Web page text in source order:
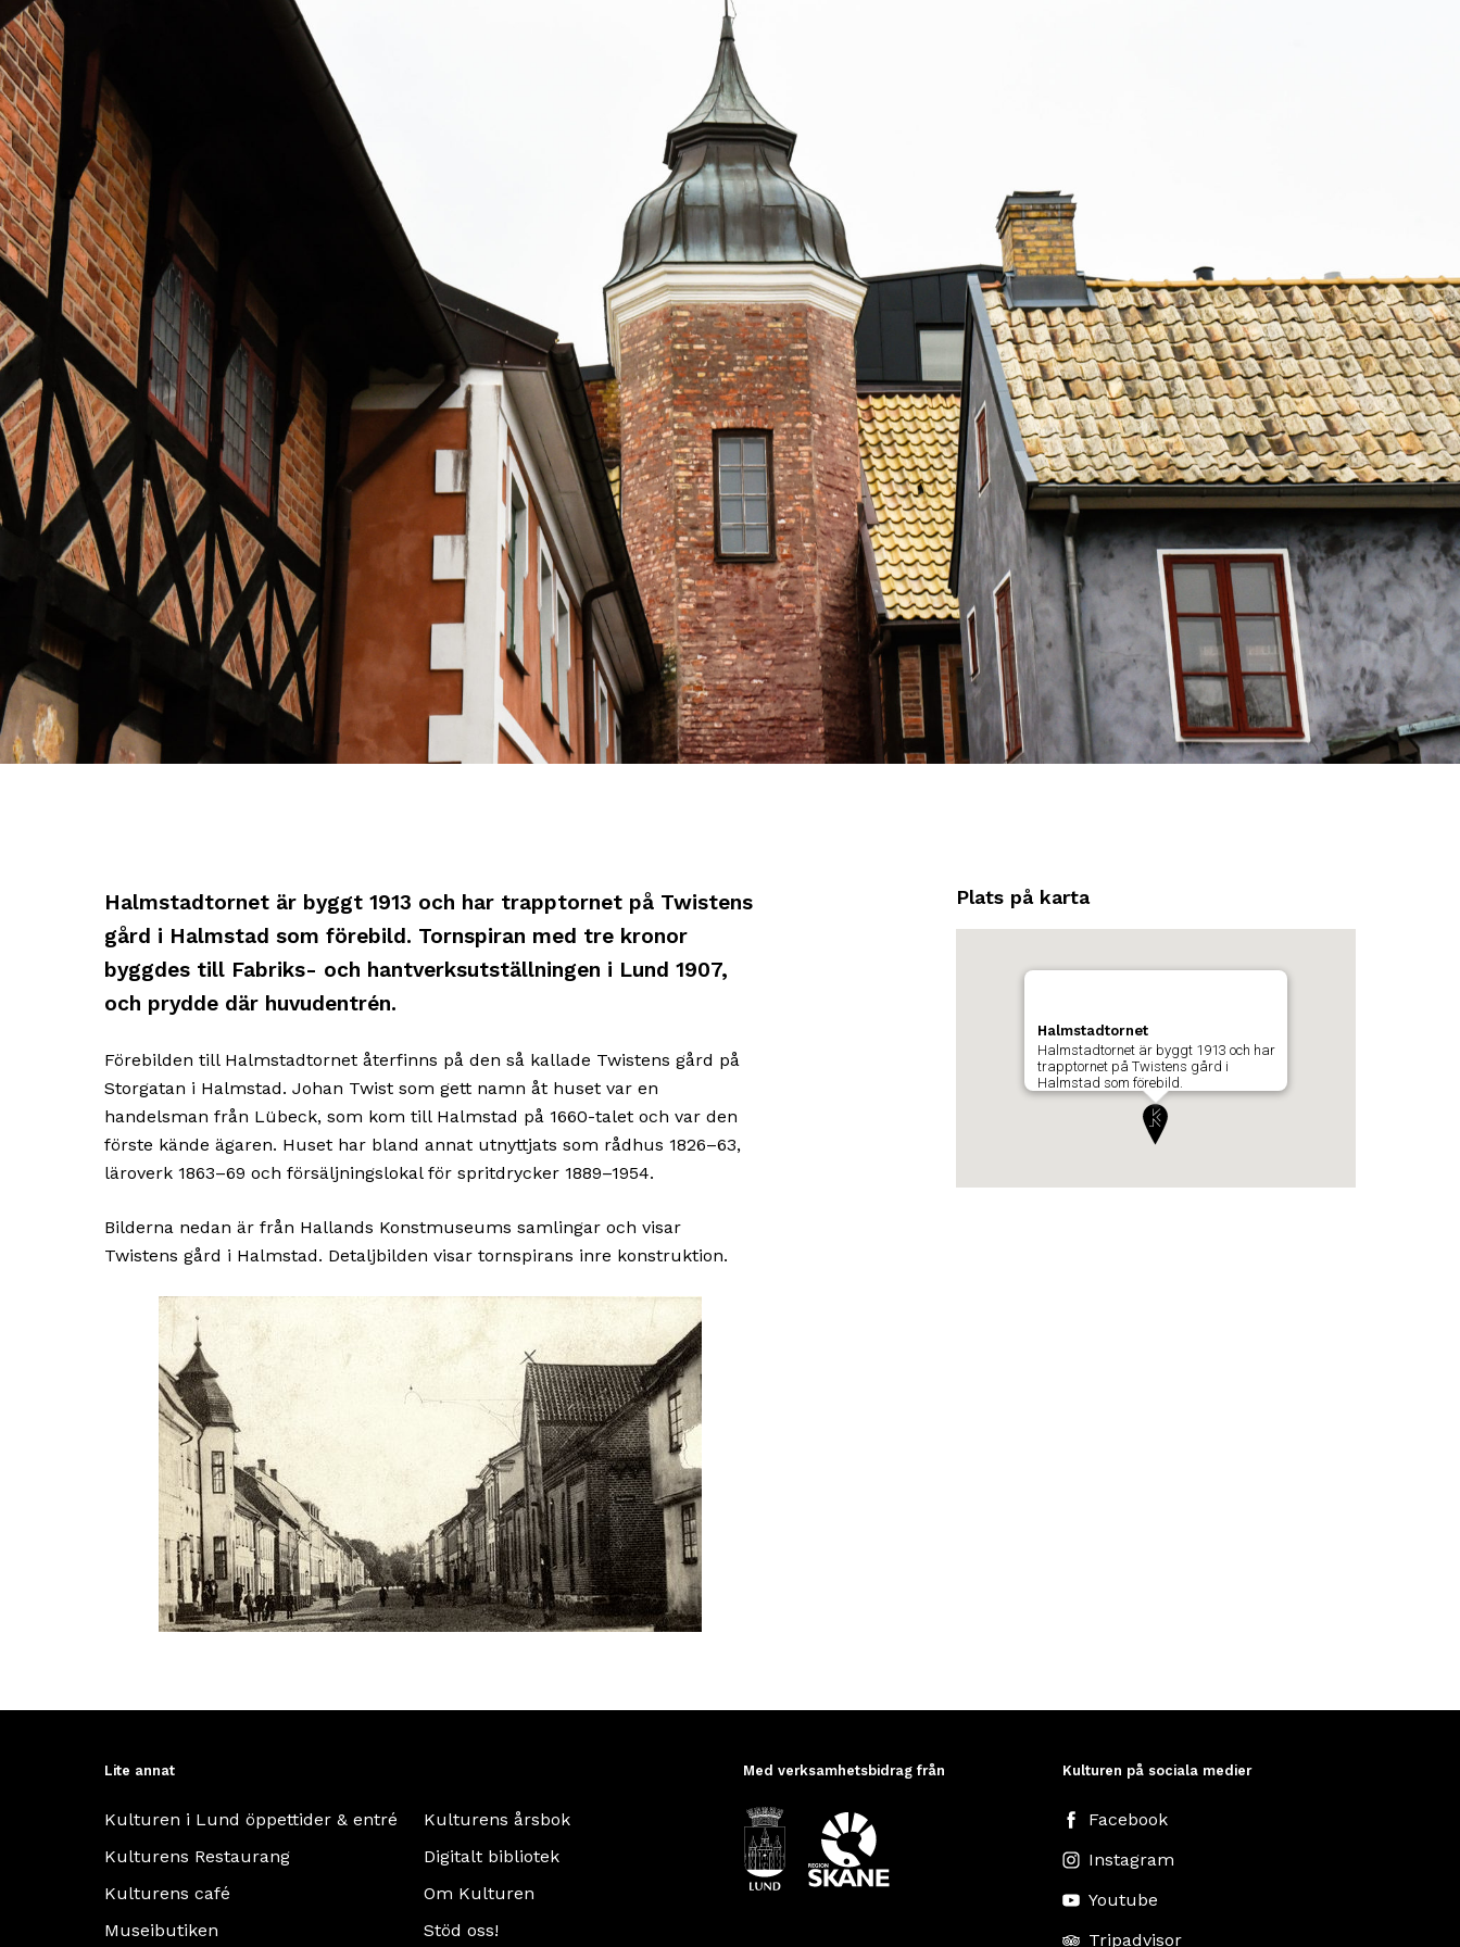
Halmstadtornet är byggt 1913 och har trapptornet på Twistens
gård i Halmstad som förebild. Tornspiran med tre kronor
byggdes till Fabriks- och hantverksutställningen i Lund 1907,
och prydde där huvudentrén.
Förebilden till Halmstadtornet återfinns på den så kallade Twistens gård på
Storgatan i Halmstad. Johan Twist som gett namn åt huset var en
handelsman från Lübeck, som kom till Halmstad på 1660-talet och var den
förste kände ägaren. Huset har bland annat utnyttjats som rådhus 1826–63,
läroverk 1863–69 och försäljningslokal för spritdrycker 1889–1954.
Bilderna nedan är från Hallands Konstmuseums samlingar och visar
Twistens gård i Halmstad. Detaljbilden visar tornspirans inre konstruktion.
Plats på karta
Halmstadtornet
Halmstadtornet är byggt 1913 och har
trapptornet på Twistens gård i
Halmstad som förebild.
Lite annat
Kulturen i Lund öppettider & entré
Kulturens Restaurang
Kulturens café
Museibutiken
Kulturens årsbok
Digitalt bibliotek
Om Kulturen
Stöd oss!
Med verksamhetsbidrag från Kulturen på sociala medier
Facebook
Instagram
Youtube
Tripadvisor